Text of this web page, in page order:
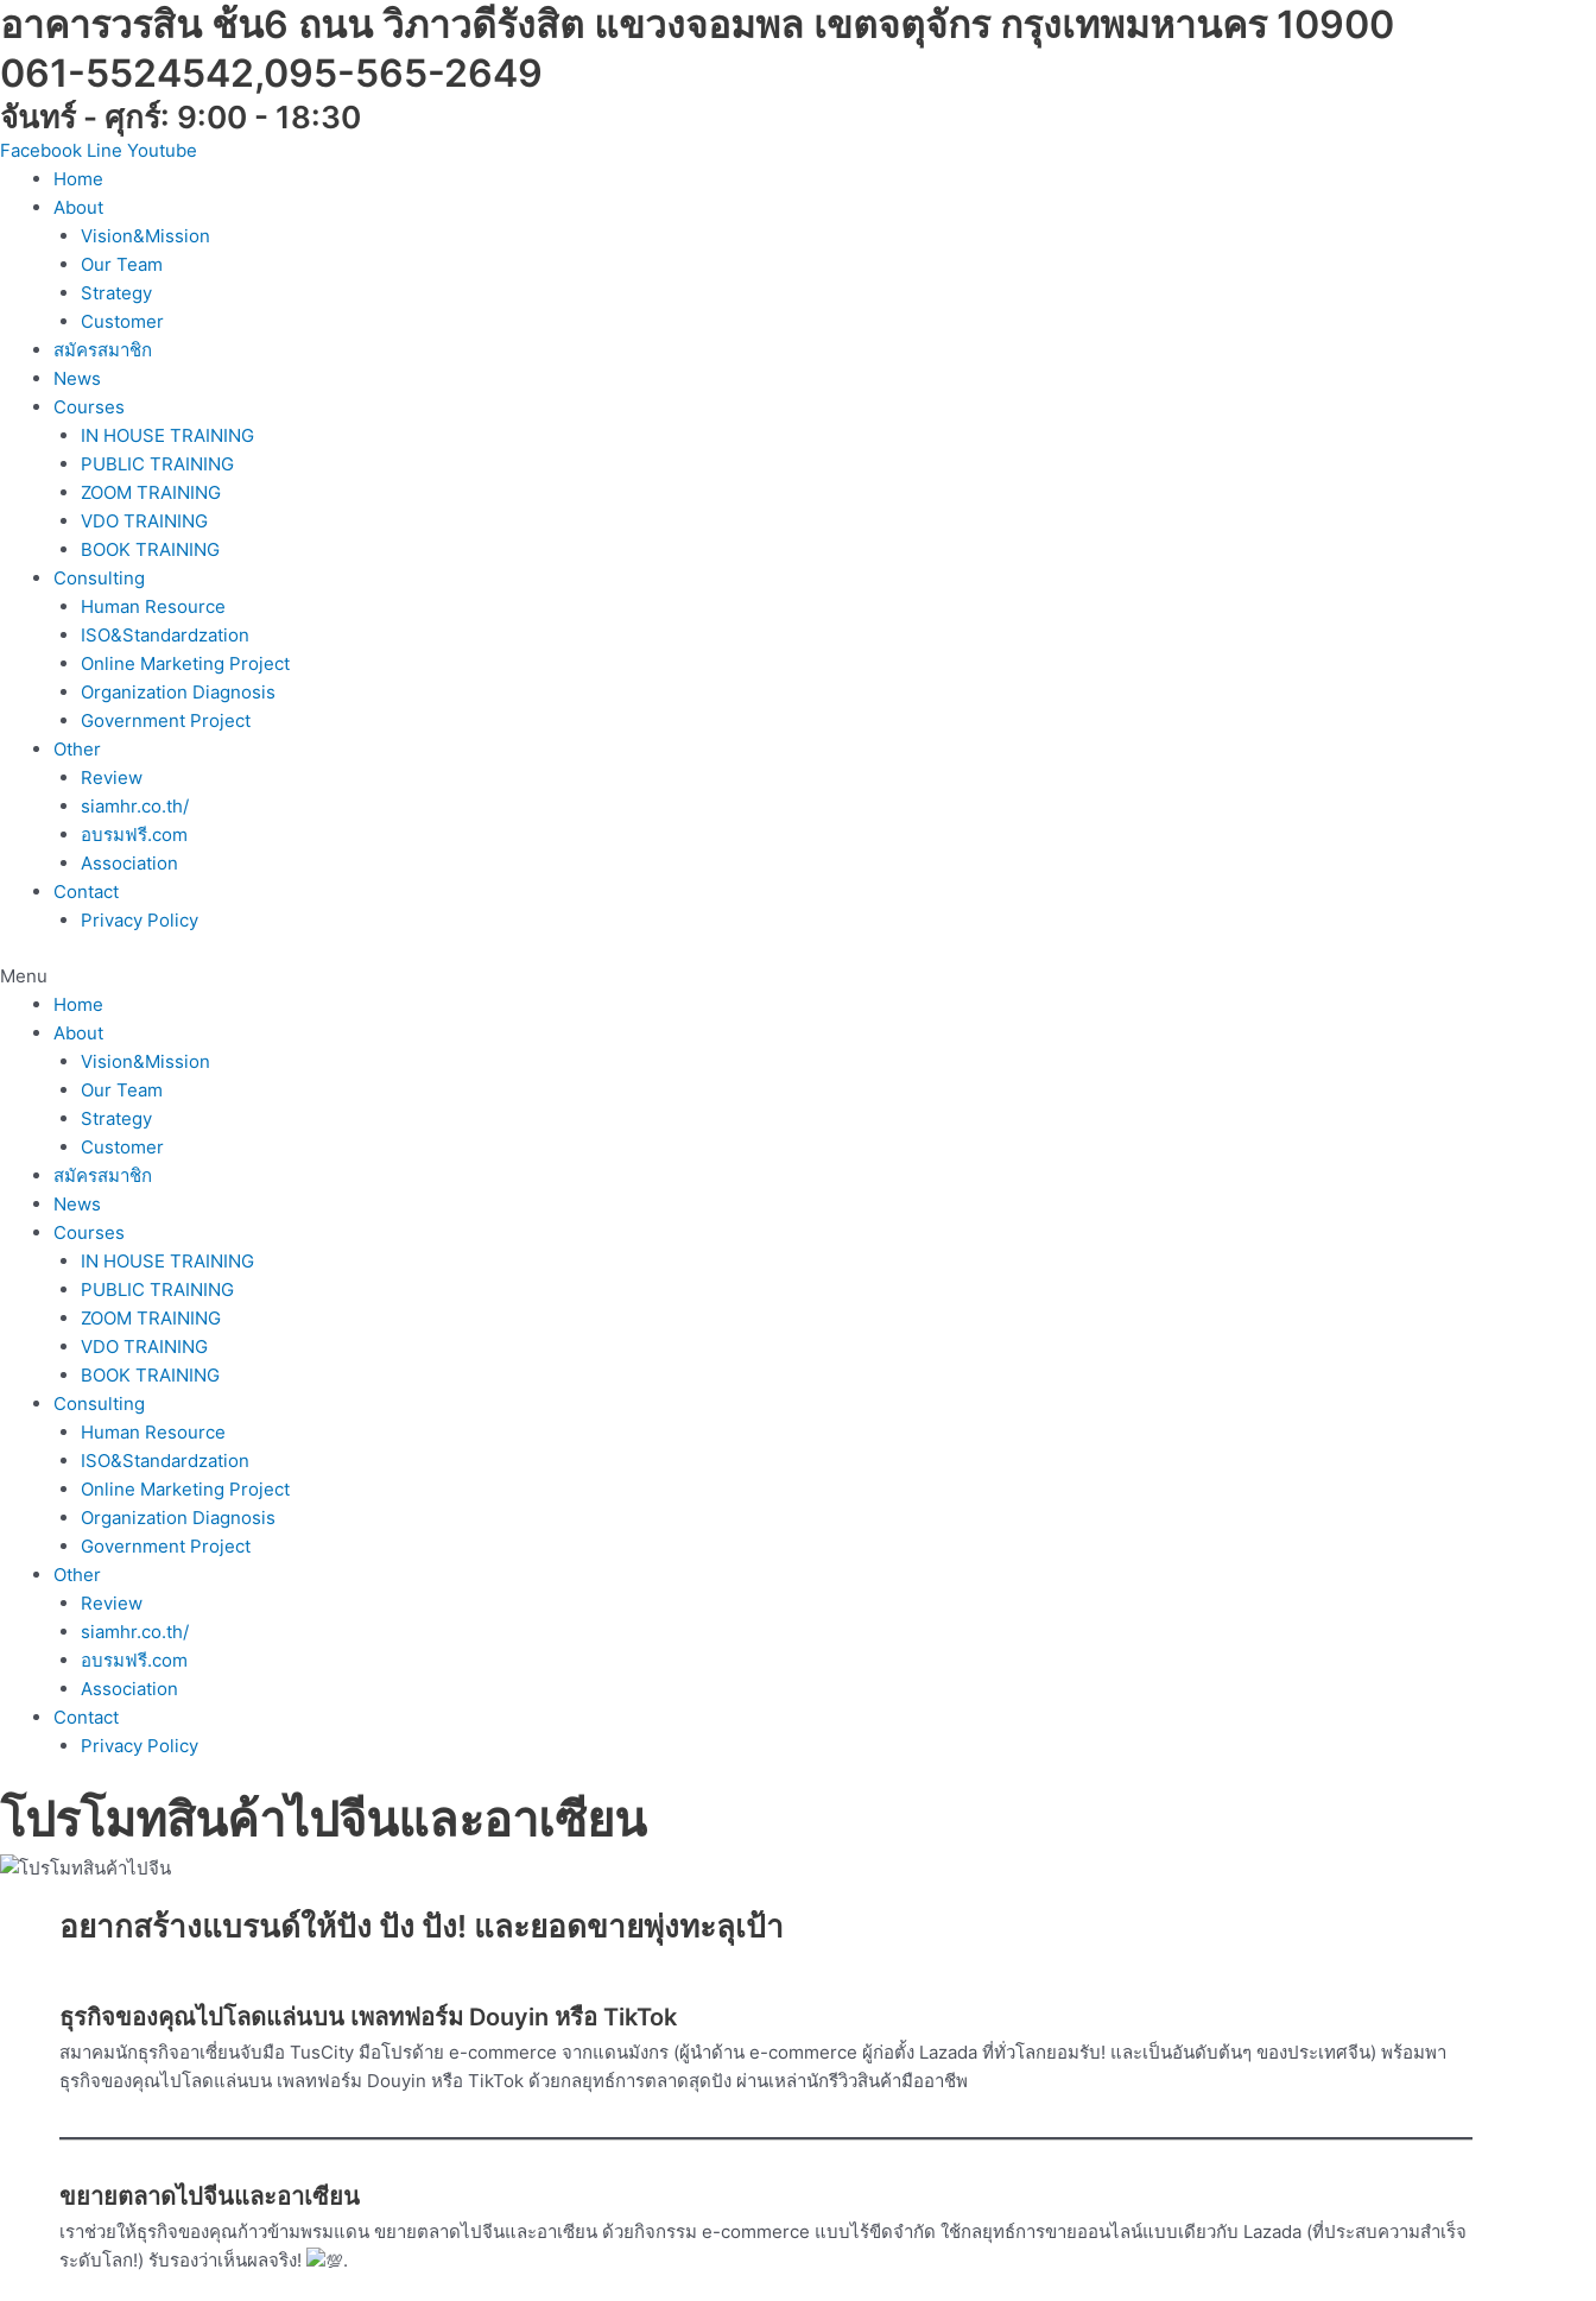
Skip
to
content
อาคารวรสิน ช้น6 ถนน วิภาวดีรังสิต แขวงจอมพล เขตจตุจักร กรุงเทพมหานคร 10900
061-5524542,095-565-2649
จันทร์ - ศุกร์: 9:00 - 18:30
Facebook Line Youtube
Home
About
Vision&Mission
Our Team
Strategy
Customer
สมัครสมาชิก
News
Courses
IN HOUSE TRAINING
PUBLIC TRAINING
ZOOM TRAINING
VDO TRAINING
BOOK TRAINING
Consulting
Human Resource
ISO&Standardzation
Online Marketing Project
Organization Diagnosis
Government Project
Other
Review
siamhr.co.th/
อบรมฟรี.com
Association
Contact
Privacy Policy
Menu
Home
About
Vision&Mission
Our Team
Strategy
Customer
สมัครสมาชิก
News
Courses
IN HOUSE TRAINING
PUBLIC TRAINING
ZOOM TRAINING
VDO TRAINING
BOOK TRAINING
Consulting
Human Resource
ISO&Standardzation
Online Marketing Project
Organization Diagnosis
Government Project
Other
Review
siamhr.co.th/
อบรมฟรี.com
Association
Contact
Privacy Policy
โปรโมทสินค้าไปจีนและอาเซียน
อยากสร้างแบรนด์ให้ปัง ปัง ปัง! และยอดขายพุ่งทะลุเป้า
ธุรกิจของคุณไปโลดแล่นบน เพลทฟอร์ม Douyin หรือ TikTok
สมาคมนักธุรกิจอาเซี่ยนจับมือ TusCity มือโปรด้าย e-commerce จากแดนมังกร (ผู้นำด้าน e-commerce ผู้ก่อตั้ง Lazada ที่ทั่วโลกยอมรับ! และเป็นอันดับต้นๆ ของประเทศจีน) พร้อมพา
ธุรกิจของคุณไปโลดแล่นบน เพลทฟอร์ม Douyin หรือ TikTok ด้วยกลยุทธ์การตลาดสุดปัง ผ่านเหล่านักรีวิวสินค้ามืออาชีพ
ขยายตลาดไปจีนและอาเซียน
เราช่วยให้ธุรกิจของคุณก้าวข้ามพรมแดน ขยายตลาดไปจีนและอาเซียน ด้วยกิจกรรม e-commerce แบบไร้ขีดจำกัด ใช้กลยุทธ์การขายออนไลน์แบบเดียวกับ Lazada (ที่ประสบความสำเร็จ
ระดับโลก!) รับรองว่าเห็นผลจริง!
.